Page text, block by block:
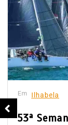
Em Ilhabela
53ª